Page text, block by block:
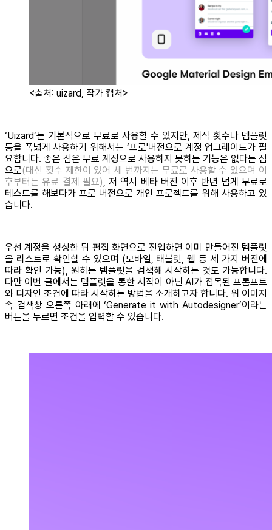
<출처: uizard, 작가 캡처>
‘Uizard’는 기본적으로 무료로 사용할 수 있지만, 제작 횟수나 템플릿
등을 폭넓게 사용하기 위해서는 ‘프로'버전으로 계정 업그레이드가 필
요합니다. 좋은 점은 무료 계정으로 사용하지 못하는 기능은 없다는 점
으로(대신 횟수 제한이 있어 세 번까지는 무료로 사용할 수 있으며 이
후부터는 유료 결제 필요), 저 역시 베타 버전 이후 반년 넘게 무료로
테스트를 해보다가 프로 버전으로 개인 프로젝트를 위해 사용하고 있
습니다.
우선 계정을 생성한 뒤 편집 화면으로 진입하면 이미 만들어진 템플릿
을 리스트로 확인할 수 있으며 (모바일, 태블릿, 웹 등 세 가지 버전에
따라 확인 가능), 원하는 템플릿을 검색해 시작하는 것도 가능합니다.
다만 이번 글에서는 템플릿을 통한 시작이 아닌 AI가 접목된 프롬프트
와 디자인 조건에 따라 시작하는 방법을 소개하고자 합니다. 위 이미지
속 검색창 오른쪽 아래에 ‘Generate it with Autodesigner’이라는
버튼을 누르면 조건을 입력할 수 있습니다.